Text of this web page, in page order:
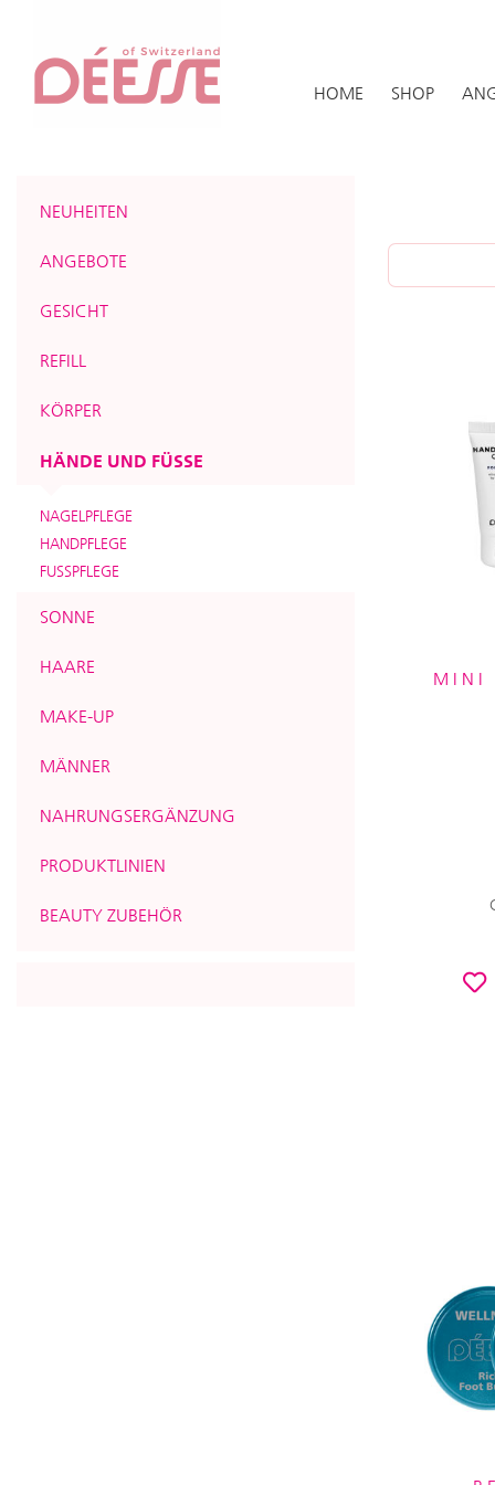
HOME SHOP
NEUHEITEN
ANGEBOTE
GESICHT
REFILL
KÖRPER
HÄNDE UND FÜSSE
NAGELPFLEGE
HANDPFLEGE
FUSSPFLEGE
SONNE
HAARE
MAKE-UP
MÄNNER
NAHRUNGSERGÄNZUNG
PRODUKTLINIEN
BEAUTY ZUBEHÖR
MINI